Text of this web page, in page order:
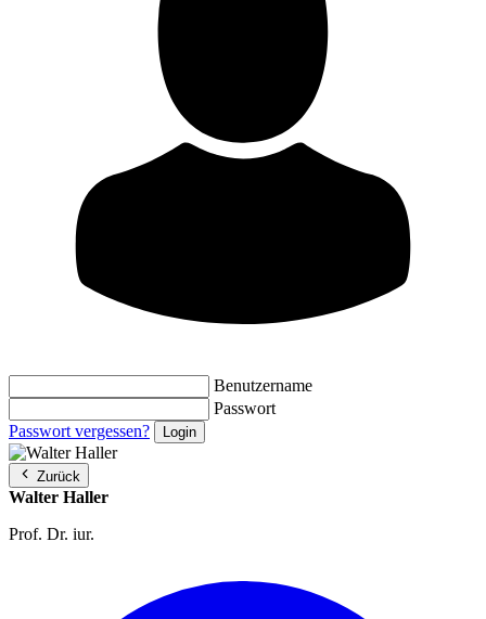
Benutzername
Passwort
Passwort vergessen?
Zurück
Walter Haller
Prof. Dr. iur.